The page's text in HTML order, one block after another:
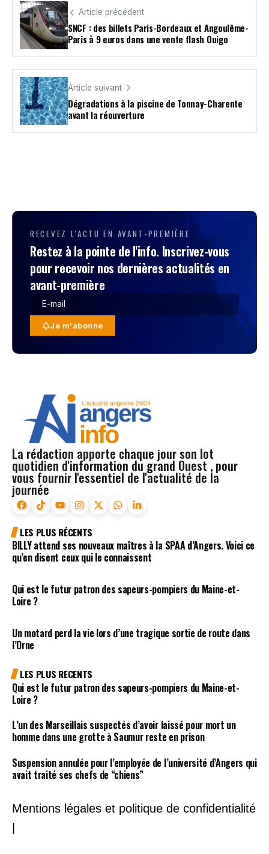
Article précédent
SNCF : des billets Paris-Bordeaux et Angoulême-
Paris à 9 euros dans une vente flash Ouigo
Article suivant
Dégradations à la piscine de Tonnay-Charente
avant la réouverture
RECEVEZ L'ACTU EN AVANT-PREMIÈRE
Restez à la pointe de l'info. Inscrivez-vous
pour recevoir nos dernières actualités en
avant-première
Je m'abonne
La rédaction apporte chaque jour son lot
quotidien d'information du grand Ouest , pour
vous fournir l'essentiel de l'actualité de la
journée
LES PLUS RÉCENTS
BILLY attend ses nouveaux maîtres à la SPAA d’Angers. Voici ce
qu’en disent ceux qui le connaissent
Qui est le futur patron des sapeurs-pompiers du Maine-et-
Loire ?
Un motard perd la vie lors d’une tragique sortie de route dans
l’Orne
LES PLUS RECENTS
Qui est le futur patron des sapeurs-pompiers du Maine-et-
Loire ?
L’un des Marseillais suspectés d’avoir laissé pour mort un
homme dans une grotte à Saumur reste en prison
Suspension annulée pour l’employée de l’université d’Angers qui
avait traité ses chefs de “chiens”
Mentions légales et politique de confidentialité
|